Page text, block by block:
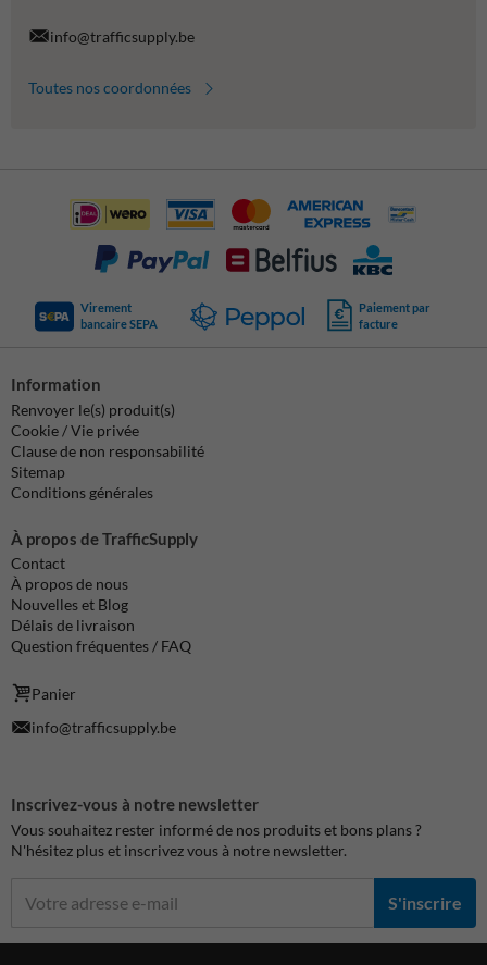
info@trafficsupply.be
Toutes nos coordonnées
Virement
bancaire SEPA
Paiement par
facture
Information
Renvoyer le(s) produit(s)
Cookie / Vie privée
Clause de non responsabilité
Sitemap
Conditions générales
À propos de TrafficSupply
Contact
À propos de nous
Nouvelles et Blog
Délais de livraison
Question fréquentes / FAQ
Panier
info@trafficsupply.be
Inscrivez-vous à notre newsletter
Vous souhaitez rester informé de nos produits et bons plans ?
N'hésitez plus et inscrivez vous à notre newsletter.
S'inscrire